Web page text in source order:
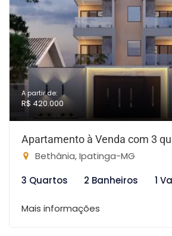
A partir de:
R$ 420.000
Apartamento à Venda com 3
Bethânia, Ipatinga-MG
3 Quartos
2 Banheiros 1
Mais informações